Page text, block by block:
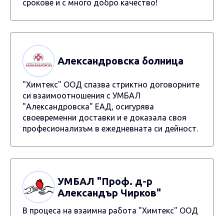
срокове и с много добро качество!
Александровска болница
"Химтекс" ООД спазва стриктно договорните
си взаимоотношения с УМБАЛ
"Александровска" ЕАД, осигурява
своевременни доставки и е доказала своя
професионализъм в ежедневната си дейност.
УМБАЛ "Проф. д-р
Александър Чирков"
В процеса на взаимна работа "Химтекс" ООД